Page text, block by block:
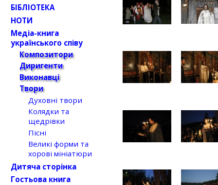
БІБЛІОТЕКА
НОТИ
Медіа-книга
українського співу
Композитори
Диригенти
Виконавці
Твори
Духовні твори
Колядки та
щедрівки
Пісні
Великі форми та
хорові мініатюри
Дитяча сторінка
Гостьова книга